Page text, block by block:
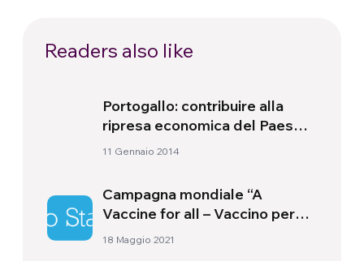
Readers also like
Portogallo: contribuire alla
ripresa economica del Paese
attraverso l’attenzione alla
11 Gennaio 2014
Campagna mondiale “A
Vaccine for all – Vaccino per
tutti”
18 Maggio 2021